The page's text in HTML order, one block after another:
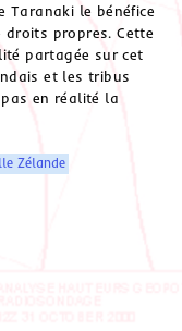
Taranaki le bénéfice
propres. Cette
partagée sur cet
et les tribus
en réalité la
Zélande